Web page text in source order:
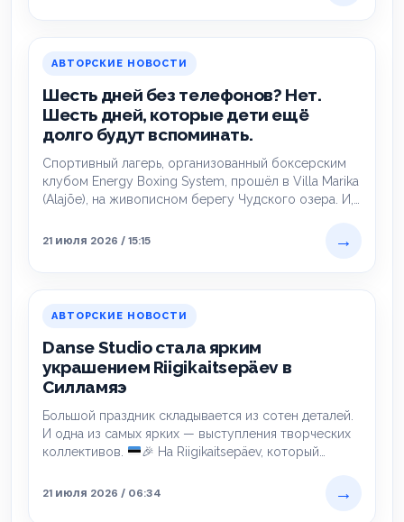
АВТОРСКИЕ НОВОСТИ
Шесть дней без телефонов? Нет.
Шесть дней, которые дети ещё
долго будут вспоминать.
Спортивный лагерь, организованный боксерским
клубом Energy Boxing System, прошёл в Villa Marika
(Alajõe), на живописном берегу Чудского озера. И,
21 июля 2026 / 15:15
→
АВТОРСКИЕ НОВОСТИ
Danse Studio стала ярким
украшением Riigikaitsepäev в
Силламяэ
Большой праздник складывается из сотен деталей.
И одна из самых ярких — выступления творческих
коллективов.
🎉 На Riigikaitsepäev, который
21 июля 2026 / 06:34
→